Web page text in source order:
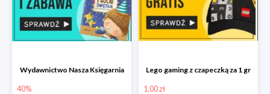
Wydawnictwo Nasza Księgarnia
40%
Lego gaming z czapeczką za 1 gr
1.00 zł